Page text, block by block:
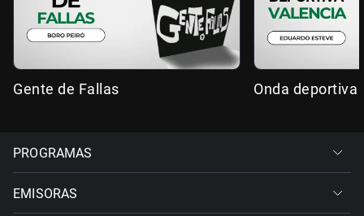
Gente de Fallas Onda deportiva
PROGRAMAS
EMISORAS